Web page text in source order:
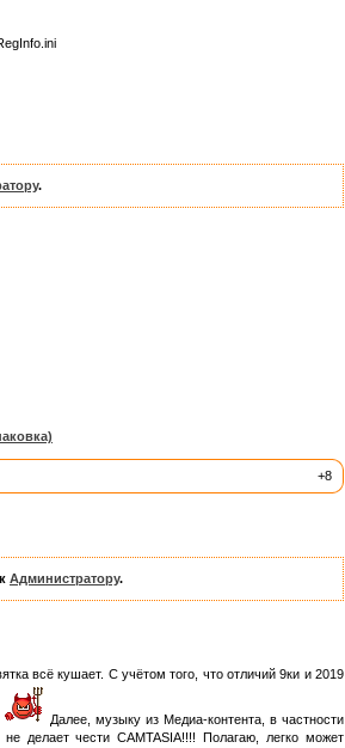
.
+8
Администратору.
всё кушает. С учётом того, что отличий 9ки и 2019
Далее, музыку из Медиа-контента, в частности
делает чести CAMTASIA!!!! Полагаю, легко может